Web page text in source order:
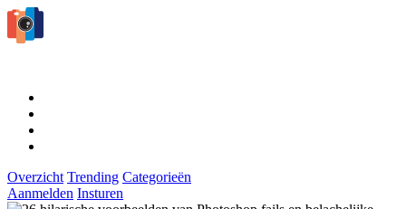
Overzicht Trending Categorieën
Aanmelden Insturen